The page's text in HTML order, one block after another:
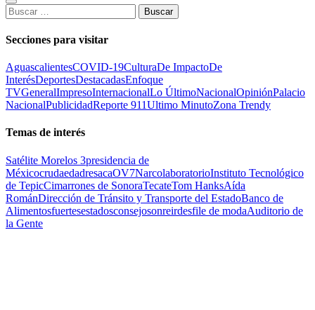
Buscar:
Secciones para visitar
AguascalientesCOVID-19CulturaDe ImpactoDe
InterésDeportesDestacadasEnfoque
TVGeneralImpresoInternacionalLo ÚltimoNacionalOpiniónPalacio
NacionalPublicidadReporte 911Ultimo MinutoZona Trendy
Temas de interés
Satélite Morelos 3presidencia de
MéxicocrudaedadresacaOV7NarcolaboratorioInstituto Tecnológico
de TepicCimarrones de SonoraTecateTom HanksAída
RománDirección de Tránsito y Transporte del EstadoBanco de
Alimentosfuertesestadosconsejosonreirdesfile de modaAuditorio de
la Gente